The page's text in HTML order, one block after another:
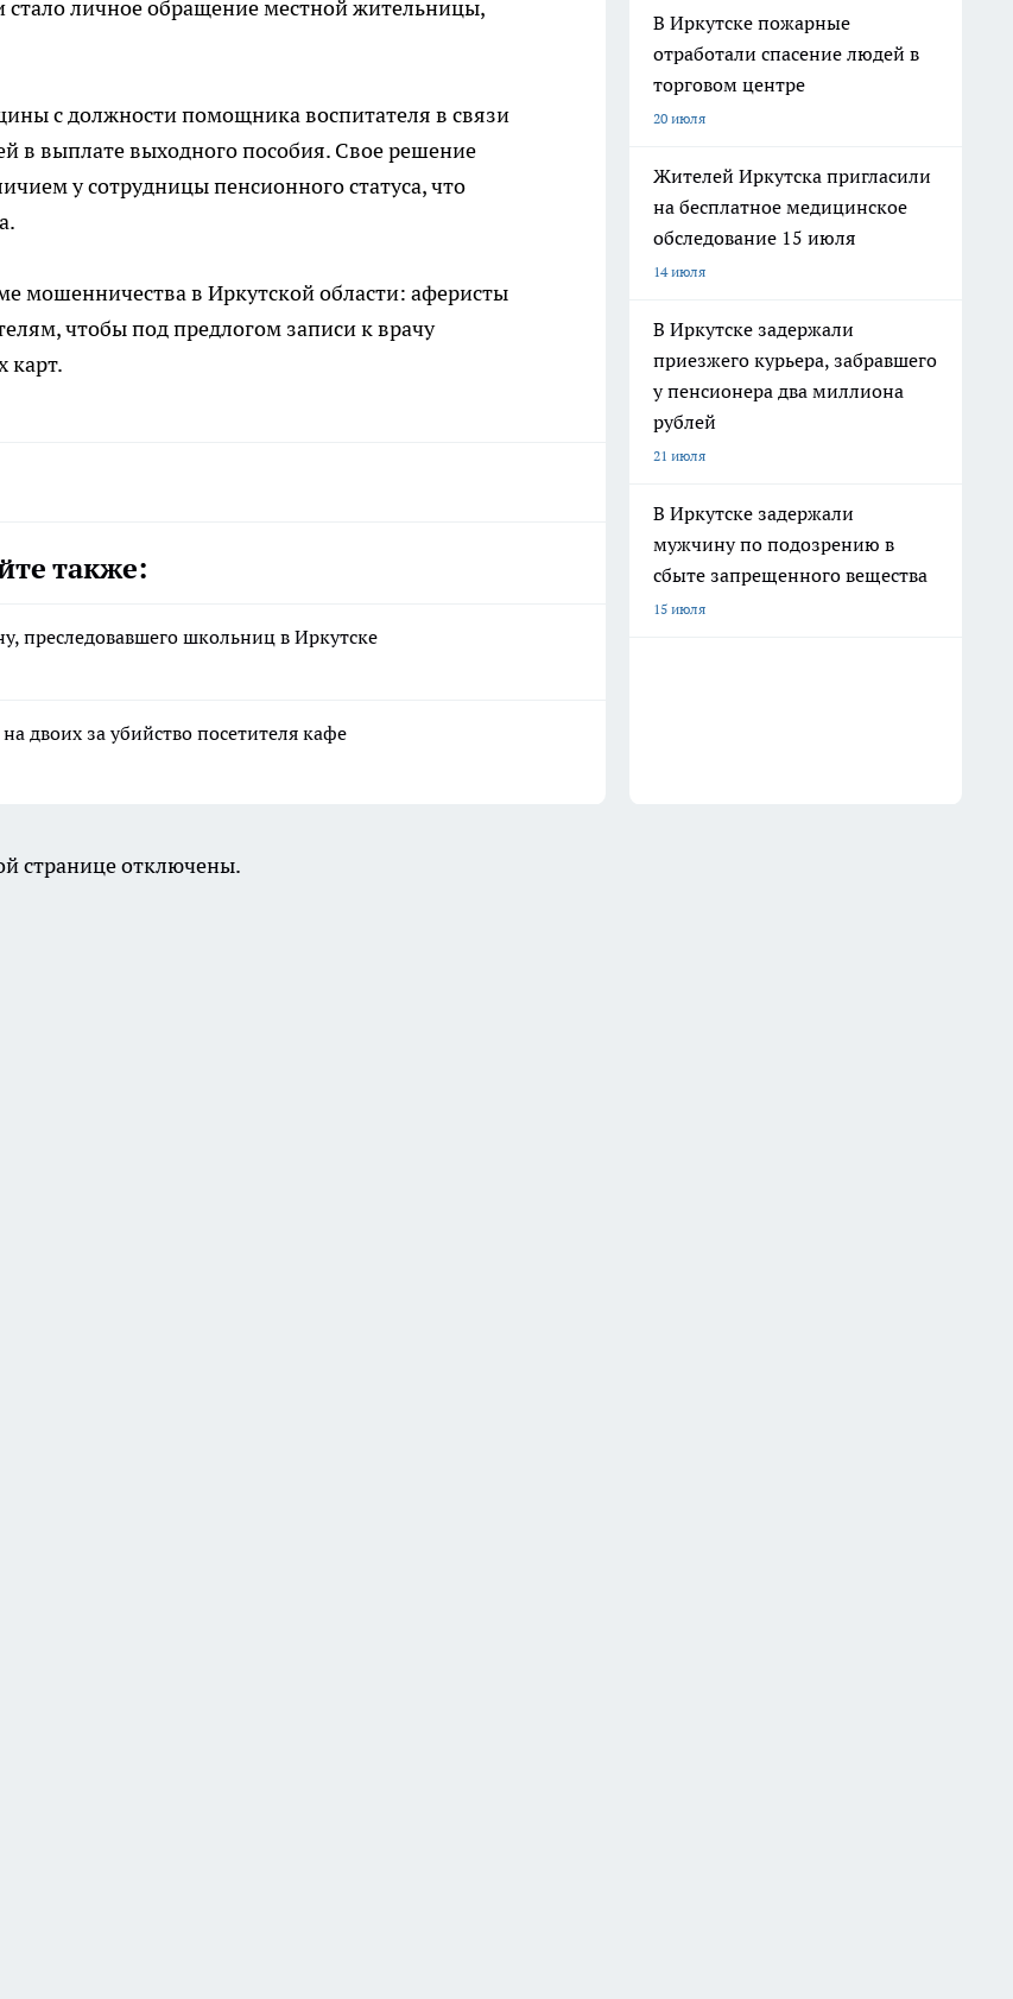
личное обращение местной жительницы,
с должности помощника воспитателя в связи
в выплате выходного пособия. Свое решение
у сотрудницы пенсионного статуса, что
мошенничества в Иркутской области: аферисты
чтобы под предлогом записи к врачу
карт.
также:
преследовавшего школьниц в Иркутске
двоих за убийство посетителя кафе
В Иркутске пожарные
отработали спасение людей в
торговом центре
20 июля
Жителей Иркутска пригласили
на бесплатное медицинское
обследование 15 июля
14 июля
В Иркутске задержали
приезжего курьера, забравшего
у пенсионера два миллиона
рублей
21 июля
В Иркутске задержали
мужчину по подозрению в
сбыте запрещенного вещества
15 июля
странице отключены.